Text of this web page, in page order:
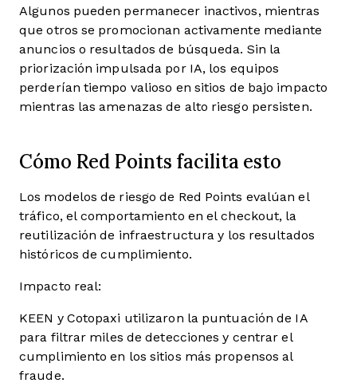
Algunos pueden permanecer inactivos, mientras
que otros se promocionan activamente mediante
anuncios o resultados de búsqueda. Sin la
priorización impulsada por IA, los equipos
perderían tiempo valioso en sitios de bajo impacto
mientras las amenazas de alto riesgo persisten.
Cómo Red Points facilita esto
Los modelos de riesgo de Red Points evalúan el
tráfico, el comportamiento en el checkout, la
reutilización de infraestructura y los resultados
históricos de cumplimiento.
Impacto real:
KEEN y Cotopaxi utilizaron la puntuación de IA
para filtrar miles de detecciones y centrar el
cumplimiento en los sitios más propensos al
fraude.